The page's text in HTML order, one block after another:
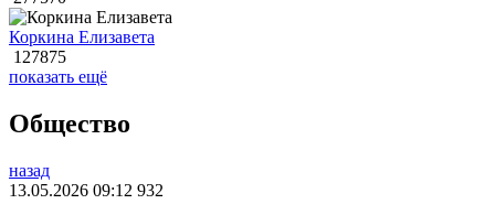
Коркина Елизавета
127875
показать ещё
Общество
назад
13.05.2026 09:12 932